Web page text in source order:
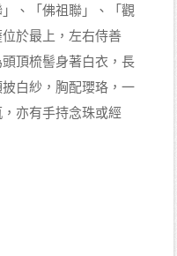
、「佛祖聯」、「觀
於最上，左右侍善
頂梳髻身著白衣，長
白紗，胸配瓔珞，一
亦有手持念珠或經